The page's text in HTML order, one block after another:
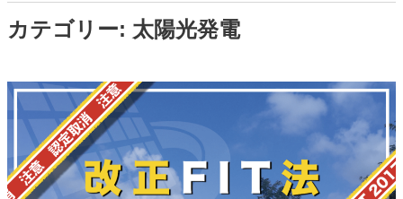
カテゴリー: 太陽光発電